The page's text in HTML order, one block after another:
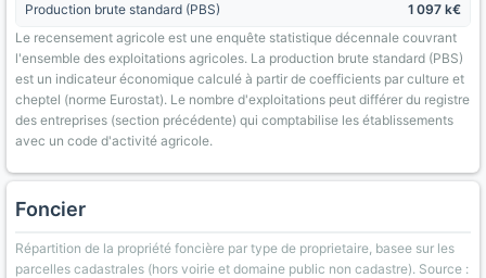
Production brute standard (PBS)
1 097 k€
Le recensement agricole est une enquête statistique décennale couvrant
l'ensemble des exploitations agricoles. La production brute standard (PBS)
est un indicateur économique calculé à partir de coefficients par culture et
cheptel (norme Eurostat). Le nombre d'exploitations peut différer du registre
des entreprises (section précédente) qui comptabilise les établissements
avec un code d'activité agricole.
Foncier
Répartition de la propriété foncière par type de proprietaire, basee sur les
parcelles cadastrales (hors voirie et domaine public non cadastre). Source :